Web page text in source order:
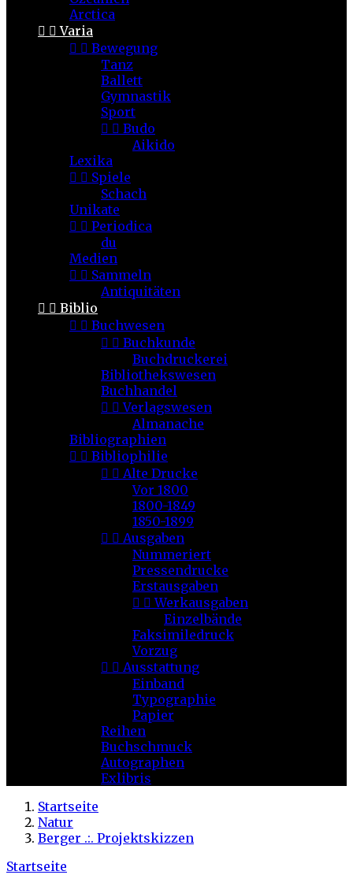
Arctica
  Varia
  Bewegung
Tanz
Ballett
Gymnastik
Sport
  Budo
Aikido
Lexika
  Spiele
Schach
Unikate
  Periodica
du
Medien
  Sammeln
Antiquitäten
  Biblio
  Buchwesen
  Buchkunde
Buchdruckerei
Bibliothekswesen
Buchhandel
  Verlagswesen
Almanache
Bibliographien
  Bibliophilie
  Alte Drucke
Vor 1800
1800-1849
1850-1899
  Ausgaben
Nummeriert
Pressendrucke
Erstausgaben
  Werkausgaben
Einzelbände
Faksimiledruck
Vorzug
  Ausstattung
Einband
Typographie
Papier
Reihen
Buchschmuck
Autographen
Exlibris
Startseite
Natur
Berger .:. Projektskizzen
Startseite